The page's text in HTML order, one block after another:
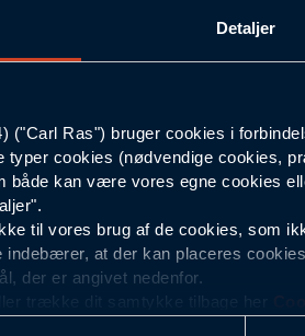
Detaljer
("Carl Ras") bruger cookies i
typer cookies (nødvendige cookies,
både kan være vores egne cookies
til vores brug af de cookies, som
indebærer, at der kan placeres
der er angivet nedenfor.
trække dit samtykke tilbage her
Sort